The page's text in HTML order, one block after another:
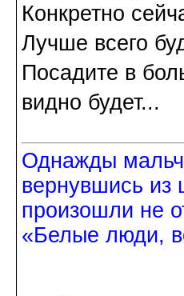
Конкретно
Лучше всего
Посадите в
видно будет...
Однажды
вернувшись из
произошли не
«Белые люди,